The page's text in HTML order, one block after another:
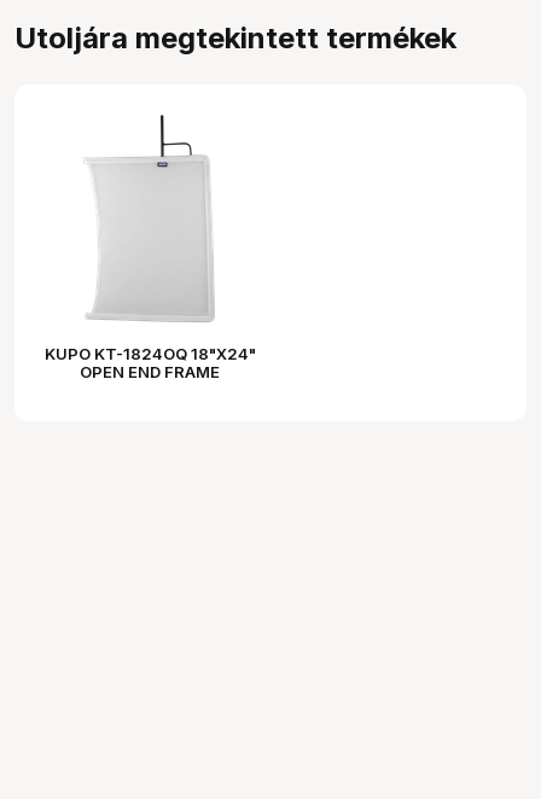
Utoljára megtekintett termékek
KUPO KT-1824OQ 18"X24"
OPEN END FRAME